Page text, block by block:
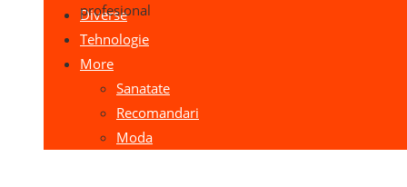
Diverse
Tehnologie
More
Sanatate
Recomandari
Moda
profesional